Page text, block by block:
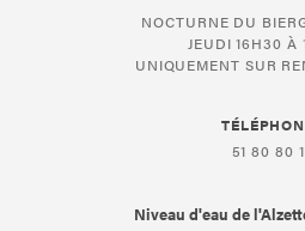
NOCTURNE DU
JEUDI 16H30 À
UNIQUEMENT SUR
51 80 80 1
Niveau d'eau de